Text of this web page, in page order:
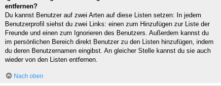
entfernen?
Du kannst Benutzer auf zwei Arten auf diese Listen setzen: In jedem
Benutzerprofil siehst du zwei Links: einen zum Hinzufügen zur Liste der
Freunde und einen zum Ignorieren des Benutzers. Außerdem kannst du
im persönlichen Bereich direkt Benutzer zu den Listen hinzufügen, indem
du deren Benutzernamen eingibst. An gleicher Stelle kannst du sie auch
wieder von den Listen entfernen.
Nach oben